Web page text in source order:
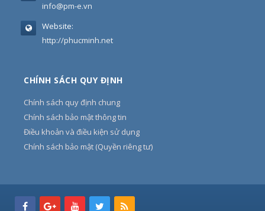
info@pm-e.vn
Website:
http://phucminh.net
CHÍNH SÁCH QUY ĐỊNH
Chính sách quy định chung
Chính sách bảo mật thông tin
Điều khoản và điều kiện sử dụng
Chính sách bảo mật (Quyền riêng tư)